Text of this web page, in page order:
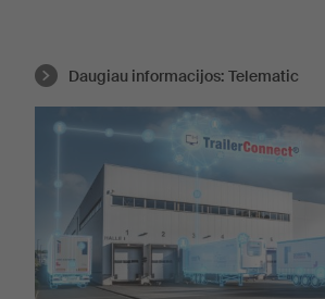
Daugiau informacijos: Telematic